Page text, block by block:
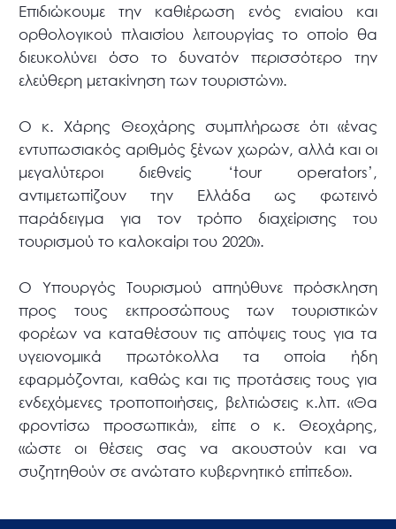
Επιδιώκουμε την καθιέρωση ενός ενιαίου και
ορθολογικού πλαισίου λειτουργίας το οποίο θα
διευκολύνει όσο το δυνατόν περισσότερο την
ελεύθερη μετακίνηση των τουριστών».
Ο κ. Χάρης Θεοχάρης συμπλήρωσε ότι «ένας
εντυπωσιακός αριθμός ξένων χωρών, αλλά και οι
μεγαλύτεροι διεθνείς ‘tour operators’,
αντιμετωπίζουν την Ελλάδα ως φωτεινό
παράδειγμα για τον τρόπο διαχείρισης του
τουρισμού το καλοκαίρι του 2020».
Ο Υπουργός Τουρισμού απηύθυνε πρόσκληση
προς τους εκπροσώπους των τουριστικών
φορέων να καταθέσουν τις απόψεις τους για τα
υγειονομικά πρωτόκολλα τα οποία ήδη
εφαρμόζονται, καθώς και τις προτάσεις τους για
ενδεχόμενες τροποποιήσεις, βελτιώσεις κ.λπ. «Θα
φροντίσω προσωπικά», είπε ο κ. Θεοχάρης,
«ώστε οι θέσεις σας να ακουστούν και να
συζητηθούν σε ανώτατο κυβερνητικό επίπεδο».